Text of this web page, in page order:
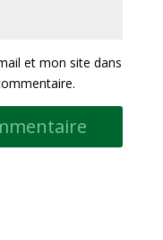
et mon site dans